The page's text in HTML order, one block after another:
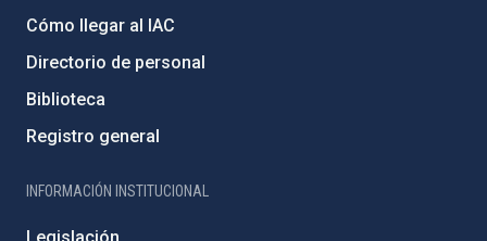
Cómo llegar al IAC
Directorio de personal
Biblioteca
Registro general
INFORMACIÓN INSTITUCIONAL